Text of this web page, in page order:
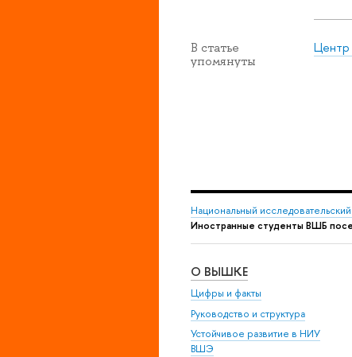
В статье
упомянуты
Центр
Национальный
Иностранные студенты ВШБ
О ВЫШКЕ
Цифры и факты
Руководство и структура
Устойчивое развитие в НИУ
ВШЭ